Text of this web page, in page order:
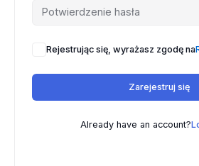
Rejestrując się, wyrażasz zgodę na
Zarejestruj się
Already have an account?